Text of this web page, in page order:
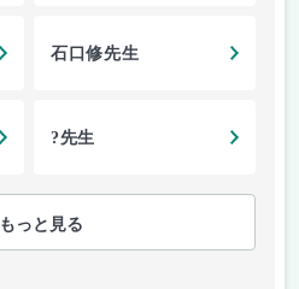
石口修先生
?先生
もっと見る